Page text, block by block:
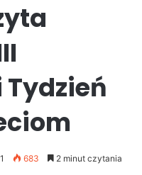
1 683 2 minut czytania